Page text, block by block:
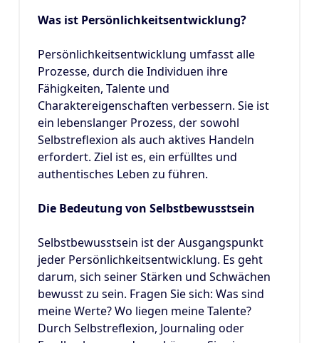
Was ist Persönlichkeitsentwicklung?
Persönlichkeitsentwicklung umfasst alle
Prozesse, durch die Individuen ihre
Fähigkeiten, Talente und
Charaktereigenschaften verbessern. Sie ist
ein lebenslanger Prozess, der sowohl
Selbstreflexion als auch aktives Handeln
erfordert. Ziel ist es, ein erfülltes und
authentisches Leben zu führen.
Die Bedeutung von Selbstbewusstsein
Selbstbewusstsein ist der Ausgangspunkt
jeder Persönlichkeitsentwicklung. Es geht
darum, sich seiner Stärken und Schwächen
bewusst zu sein. Fragen Sie sich: Was sind
meine Werte? Wo liegen meine Talente?
Durch Selbstreflexion, Journaling oder